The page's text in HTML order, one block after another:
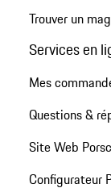
Trouver un
Services en
Mes
Questions &
Site Web
Configurateur